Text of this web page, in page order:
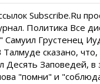
Subscribe.Ru
Политика Все
Самуил Грустенец
Талмуде сказано, что,
Десять Заповедей, в
"помни" и